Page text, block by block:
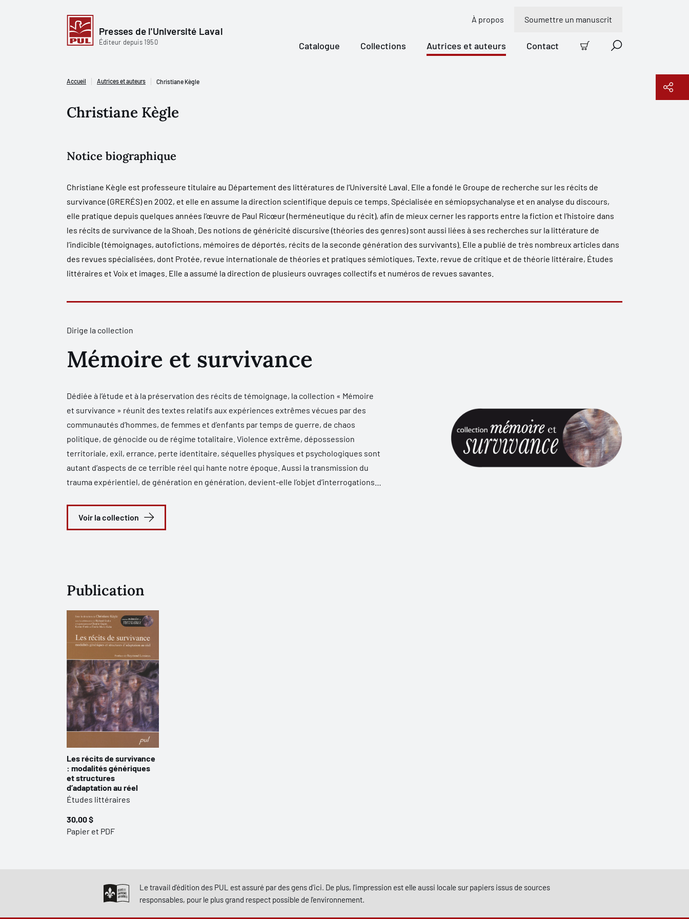
Presses de l'Université Laval
Éditeur depuis 1950
À propos Soumettre un manuscrit
Catalogue Collections Autrices et auteurs Contact
Panier Recherche
Accueil Autrices et auteurs Christiane Kègle
Christiane Kègle
Notice biographique
Christiane Kègle est professeure titulaire au Département des littératures de l’Université Laval. Elle a fondé le Groupe de recherche sur les récits de
survivance (GRERÉS) en 2002, et elle en assume la direction scientifique depuis ce temps. Spécialisée en sémiopsychanalyse et en analyse du discours,
elle pratique depuis quelques années l’œuvre de Paul Ricœur (herméneutique du récit), afin de mieux cerner les rapports entre la fiction et l’histoire dans
les récits de survivance de la Shoah. Des notions de généricité discursive (théories des genres) sont aussi liées à ses recherches sur la littérature de
l’indicible (témoignages, autofictions, mémoires de déportés, récits de la seconde génération des survivants). Elle a publié de très nombreux articles dans
des revues spécialisées, dont Protée, revue internationale de théories et pratiques sémiotiques, Texte, revue de critique et de théorie littéraire, Études
littéraires et Voix et images . Elle a assumé la direction de plusieurs ouvrages collectifs et numéros de revues savantes.
Dirige la collection
Mémoire et survivance
Dédiée à l’étude et à la préservation des récits de témoignage, la collection « Mémoire
et survivance » réunit des textes relatifs aux expériences extrêmes vécues par des
communautés d’hommes, de femmes et d’enfants par temps de guerre, de chaos
politique, de génocide ou de régime totalitaire. Violence extrême, dépossession
territoriale, exil, errance, perte identitaire, séquelles physiques et psychologiques sont
autant d’aspects de ce terrible réel qui hante notre époque. Aussi la transmission du
trauma expérientiel, de génération en génération, devient-elle l’objet d’interrogations
Cette collection propose diverses analyses des formes narratives de l’infigurable ; elle
rassemble des récits testimoniaux de l’indicible. S’ouvrant à cette dimension terrible de
Voir la collection
Publication
Les récits de survivance
: modalités génériques
et structures
d’adaptation au réel
Études littéraires
30,00 $
Papier et PDF
Le travail d'édition des PUL est assuré par des gens d'ici. De plus, l'impression est elle aussi locale sur papiers issus de sources
responsables, pour le plus grand respect possible de l'environnement.